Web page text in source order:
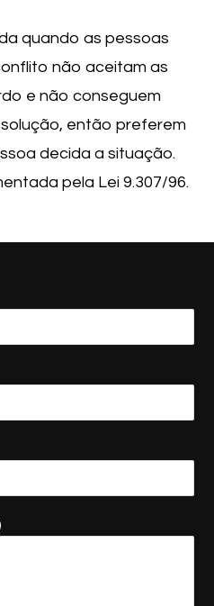
quando as pessoas
não aceitam as
e não conseguem
então preferem
decida a situação.
pela Lei 9.307/96.